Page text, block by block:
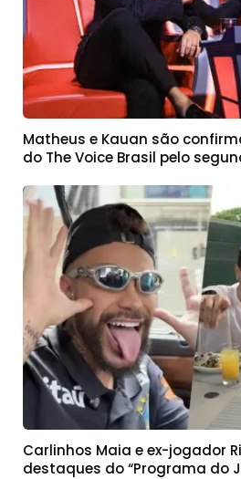
Matheus e Kauan são
do The Voice Brasil pelo
Carlinhos Maia e ex-jogador
destaques do “Programa do